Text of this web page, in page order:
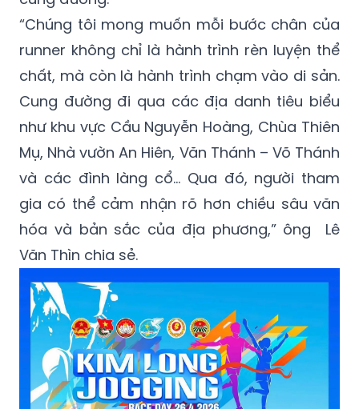
“Chúng tôi mong muốn mỗi bước chân của
runner không chỉ là hành trình rèn luyện thể
chất, mà còn là hành trình chạm vào di sản.
Cung đường đi qua các địa danh tiêu biểu
như khu vực Cầu Nguyễn Hoàng, Chùa Thiên
Mụ, Nhà vườn An Hiên, Văn Thánh – Võ Thánh
và các đình làng cổ… Qua đó, người tham
gia có thể cảm nhận rõ hơn chiều sâu văn
hóa và bản sắc của địa phương,” ông Lê
Văn Thìn chia sẻ.